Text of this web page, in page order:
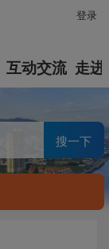
登录
互动交流 走进
搜一下